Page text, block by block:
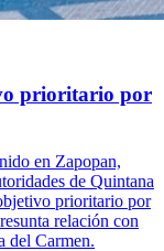
prioritario por
en Zapopan,
de Quintana
prioritario por
relación con
del Carmen.